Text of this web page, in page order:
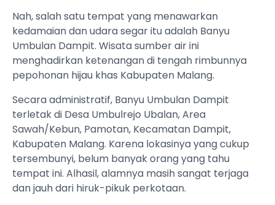
Nah, salah satu tempat yang menawarkan
kedamaian dan udara segar itu adalah Banyu
Umbulan Dampit. Wisata sumber air ini
menghadirkan ketenangan di tengah rimbunnya
pepohonan hijau khas Kabupaten Malang.
Secara administratif, Banyu Umbulan Dampit
terletak di Desa Umbulrejo Ubalan, Area
Sawah/Kebun, Pamotan, Kecamatan Dampit,
Kabupaten Malang. Karena lokasinya yang cukup
tersembunyi, belum banyak orang yang tahu
tempat ini. Alhasil, alamnya masih sangat terjaga
dan jauh dari hiruk-pikuk perkotaan.